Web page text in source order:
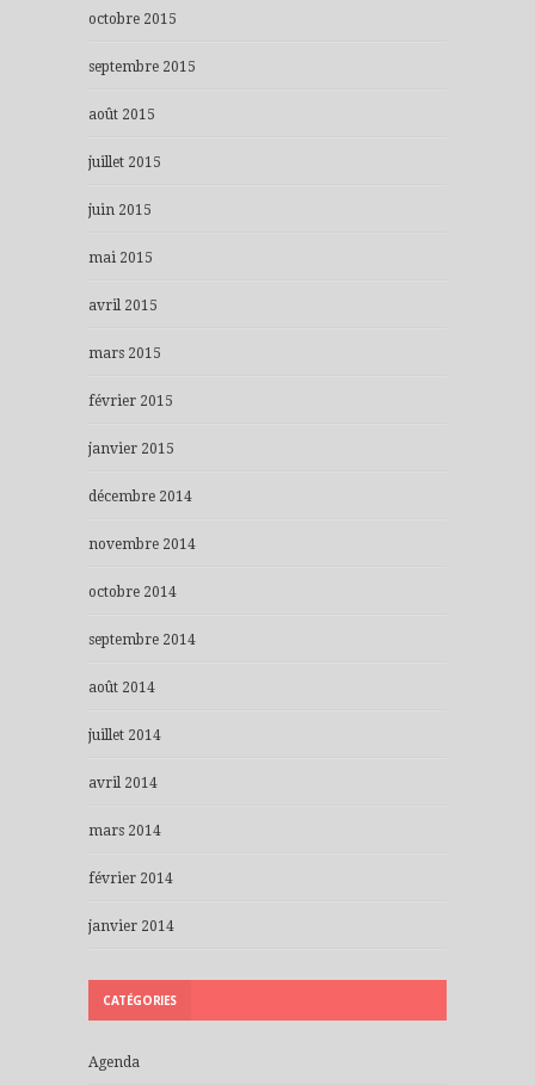
octobre 2015
septembre 2015
août 2015
juillet 2015
juin 2015
mai 2015
avril 2015
mars 2015
février 2015
janvier 2015
décembre 2014
novembre 2014
octobre 2014
septembre 2014
août 2014
juillet 2014
avril 2014
mars 2014
février 2014
janvier 2014
CATÉGORIES
Agenda